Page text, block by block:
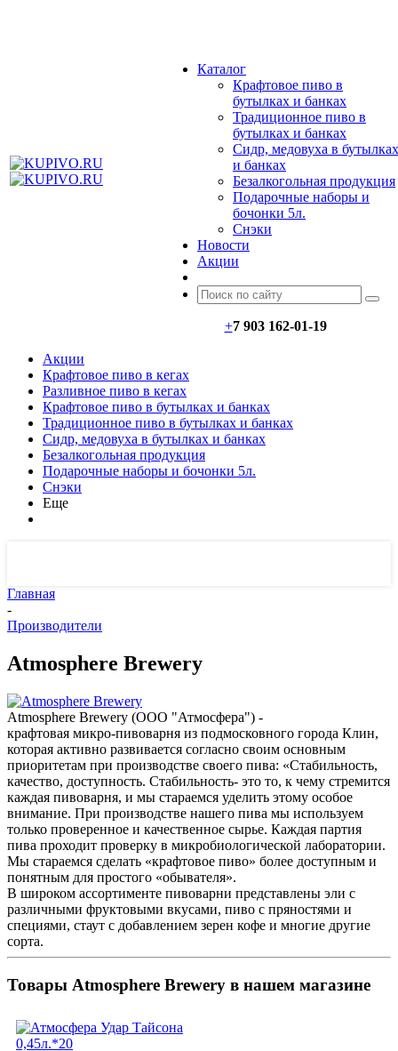
Каталог
Крафтовое пиво в
бутылках и банках
Традиционное пиво в
бутылках и банках
Сидр, медовуха в бутылках
и банках
Безалкогольная продукция
Подарочные наборы и
бочонки 5л.
Снэки
Новости
Акции
+7 903 162-01-19
Акции
Крафтовое пиво в кегах
Разливное пиво в кегах
Крафтовое пиво в бутылках и банках
Традиционное пиво в бутылках и банках
Сидр, медовуха в бутылках и банках
Безалкогольная продукция
Подарочные наборы и бочонки 5л.
Снэки
Еще
Главная
-
Производители
Atmosphere Brewery
Atmosphere Brewery (ООО "Атмосфера") -
крафтовая микро-пивоварня из подмосковного города Клин,
которая активно развивается согласно своим основным
приоритетам при производстве своего пива: «Стабильность,
качество, доступность. Стабильность- это то, к чему стремится
каждая пивоварня, и мы стараемся уделить этому особое
внимание. При производстве нашего пива мы используем
только проверенное и качественное сырье. Каждая партия
пива проходит проверку в микробиологической лаборатории.
Мы стараемся сделать «крафтовое пиво» более доступным и
понятным для простого «обывателя».
В широком ассортименте пивоварни представлены эли с
различными фруктовыми вкусами, пиво с пряностями и
специями, стаут с добавлением зерен кофе и многие другие
сорта.
Товары Atmosphere Brewery в нашем магазине